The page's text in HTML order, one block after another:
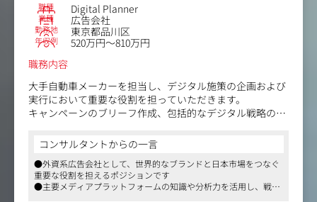
・協力と報告：クライアント、プランニングチーム、デー
タスペシャリスト、グローバルチームと協力し、成功を推
進。レポート作成やパートナーミーティングへの参加を行
います。
・財務管理：デジタル予算の使用を管理・報告し、有効性
スを支援します。
職種 Digital Planner
業種 広告会社
勤務地 東京都品川区
年収例
520万円～810万円
職務内容
大手自動車メーカーを担当し、デジタル施策の企画および
実行において重要な役割を担っていただきます。
キャンペーンのブリーフ作成、包括的なデジタル戦略の支
まで幅広くお任せします。
【具体的な業務詳細】
・戦略と計画：シニアデジタルマネージャーの指導のも
と、マーケティング戦略と整合性のあるデジタルキャンペ
コンサルタントからの一言
●外資系広告会社として、世界的なブランドと日本市場をつなぐ
重要な役割を担えるポジションです
●主要メディアプラットフォームの知識や分析力を活用し、戦略